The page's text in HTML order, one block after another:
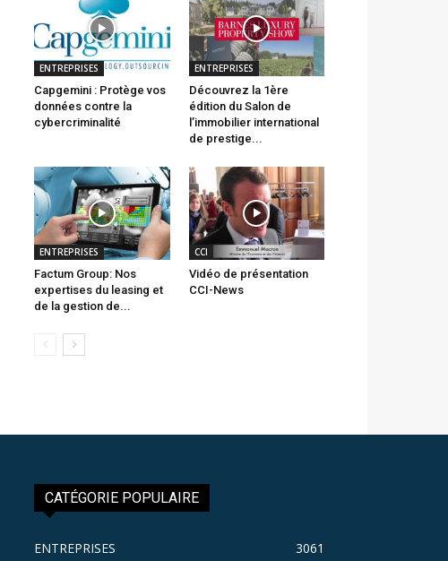
ENTREPRISES
Capgemini : Protège vos
données contre la
cybercriminalité
ENTREPRISES
Découvrez la 1ère
édition du Salon de
l’immobilier international
de prestige...
ENTREPRISES
Factum Group: Nos
expertises du leasing et
de la gestion de...
CCI
Vidéo de présentation
CCI-News
CATÉGORIE POPULAIRE
ENTREPRISES 3061